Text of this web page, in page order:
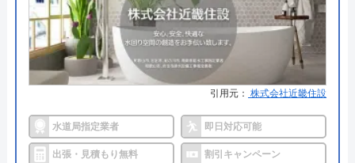
所在地
〒653-0024
兵庫県神戸市長田区浜添通2-1-2-1
対応エリア 大阪府、兵庫県
●累計実績 ―
●保証・保険 PL保険加入
詳細は公式HPでご確認ください
街角水道工事相談所がおすすめの理由
街角水道工事相談所は全国に対応しているトイレ修
引用元： 株式会社近畿住設
水道局指定業者 即日対応可能
出張・見積もり無料 割引キャンペーン